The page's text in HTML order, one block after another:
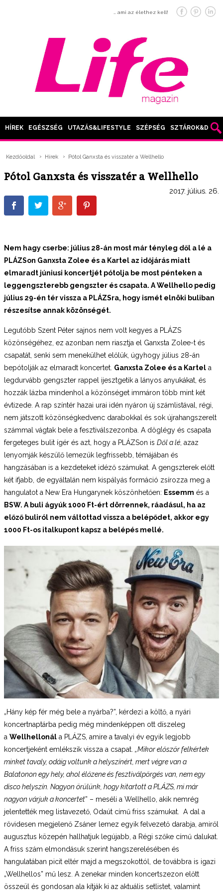
… ami az élethez kell!
HÍREK EGÉSZSÉG UTAZÁS&LIFESTYLE SZÉPSÉG SZTÁROK&DIVAT
Kezdőoldal Hírek Pótol Ganxsta és visszatér a Wellhello
Pótol Ganxsta és visszatér a Wellhello
2017. július. 26.
Nem hagy cserbe: július 28-án most már tényleg dől a lé a
PLÁZSon Ganxsta Zolee és a Kartel az időjárás miatt
elmaradt júniusi koncertjét pótolja be most pénteken a
leggengszterebb gengszter és csapata. A Wellhello pedig
július 29-én tér vissza a PLÁZSra, hogy ismét elnöki buliban
részesítse annak közönségét.
Legutóbb Szent Péter sajnos nem volt kegyes a PLÁZS
közönségéhez, ez azonban nem riasztja el Ganxsta Zolee-t és
csapatát, senki sem menekülhet előlük, úgyhogy július 28-án
bepótolják az elmaradt koncertet. Ganxsta Zolee és a Kartel a
legdurvább gengszter rappel ijesztgetik a lányos anyukákat, és
hozzák lázba mindenhol a közönséget immáron több mint két
évtizede. A rap színtér hazai urai idén nyáron új számlistával, régi,
nem játszott közönségkedvenc darabokkal és sok újrahangszerelt
számmal vágtak bele a fesztiválszezonba. A döglégy és csapata
fergeteges bulit ígér és azt, hogy a PLÁZSon is Dől a lé , azaz
lenyomják készülő lemezük legfrissebb, témájában és
hangzásában is a kezdeteket idéző számukat. A gengszterek előtt
két ifjabb, de egyáltalán nem kispályás formáció zsírozza meg a
hangulatot a New Era Hungarynek köszönhetően: Essemm és a
BSW. A buli ágyúk 1000 Ft-ért dörrennek, ráadásul, ha az
előző buliról nem váltottad vissza a belépődet, akkor egy
1000 Ft-os italkupont kapsz a belépés mellé.
„Hány kép fér még bele a nyárba?”, kérdezi a költő, a nyári
koncertnaptárba pedig még mindenképpen ott díszeleg
a Wellhellonál a PLÁZS, amire a tavalyi év egyik legjobb
koncertjeként emlékszik vissza a csapat. „Mikor először felkértek
minket tavaly, odáig voltunk a helyszínért, mert végre van a
Balatonon egy hely, ahol élőzene és fesztiválpörgés van, nem egy
disco helyszín. Nagyon örülünk, hogy kitartott a PLÁZS, mi már
nagyon várjuk a koncertet” – meséli a Wellhello, akik nemrég
jelentették meg listavezető, Odaút című friss számukat. A dal a
rövidesen megjelenő Zsáner lemez egyik felvezető darabja, amiről
augusztus közepén hallhatjuk legújabb, a Régi szőke című dalukat.
A friss szám elmondásuk szerint hangszerelésében és
hangulatában picit eltér majd a megszokottól, de továbbra is igazi
„Wellhellos” mű lesz. A zenekar minden koncertszezon előtt
összeül és gondosan ala kítják ki az aktuális setlistet, valamint